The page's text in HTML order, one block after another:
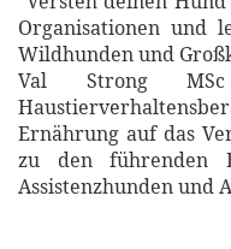
Organisationen und
Wildhunden und
Val Strong
Ernährung auf das
zu den führenden
Assistenzhunden und